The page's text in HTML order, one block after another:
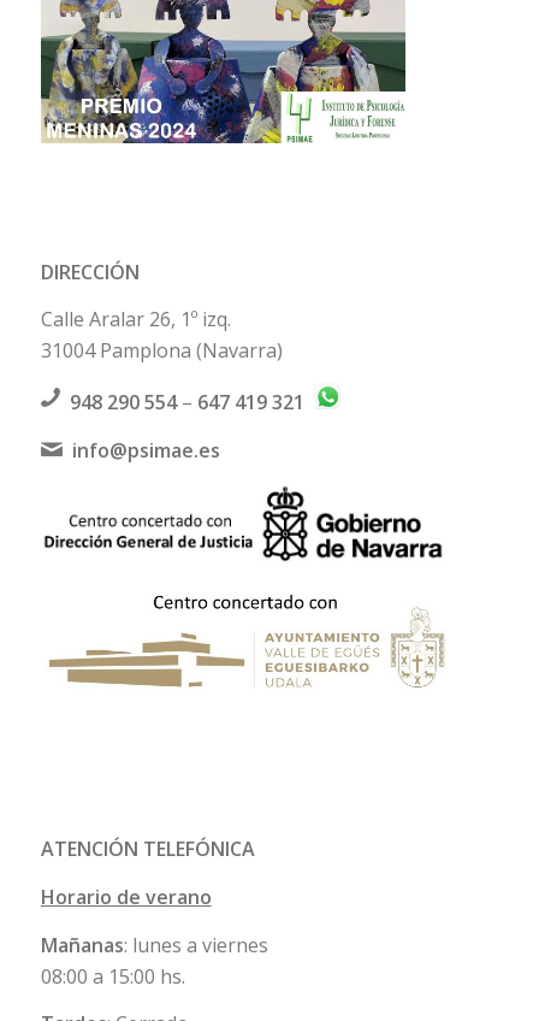
DIRECCIÓN
Calle Aralar 26, 1º izq.
31004 Pamplona (Navarra)
948 290 554– 647 419 321
info@psimae.es
ATENCIÓN TELEFÓNICA
Horario de verano
Mañanas: lunes a viernes
08:00 a 15:00 hs.